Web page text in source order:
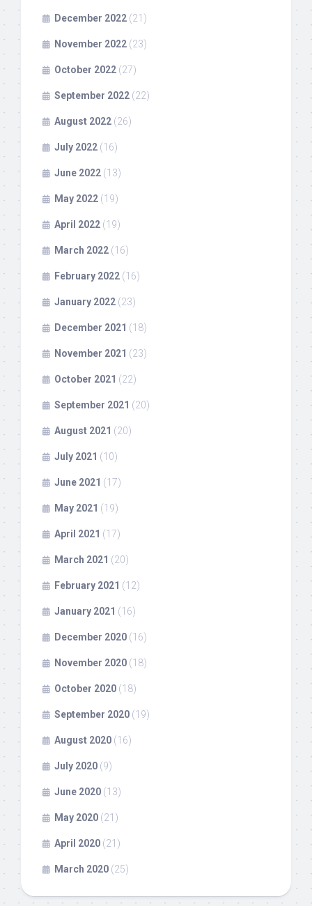
December 2022 (21)
November 2022 (23)
October 2022 (27)
September 2022 (22)
August 2022 (26)
July 2022 (16)
June 2022 (13)
May 2022 (19)
April 2022 (19)
March 2022 (16)
February 2022 (16)
January 2022 (23)
December 2021 (18)
November 2021 (23)
October 2021 (22)
September 2021 (20)
August 2021 (20)
July 2021 (10)
June 2021 (17)
May 2021 (19)
April 2021 (17)
March 2021 (20)
February 2021 (12)
January 2021 (16)
December 2020 (16)
November 2020 (18)
October 2020 (18)
September 2020 (19)
August 2020 (16)
July 2020 (9)
June 2020 (13)
May 2020 (21)
April 2020 (21)
March 2020 (25)